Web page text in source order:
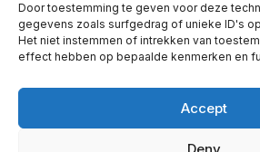
Door toestemming te geven voor deze
gegevens zoals surfgedrag of unieke ID's
Het niet instemmen of intrekken van
effect hebben op bepaalde kenmerken en
Accept
Deny
Ads - Before